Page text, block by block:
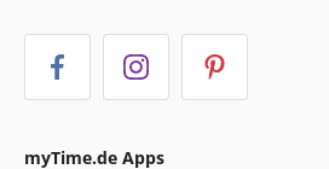
myTime.de Apps